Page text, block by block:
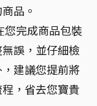
品。
您完成商品包裝
誤，並仔細檢
建議您提前將
，省去您寶貴